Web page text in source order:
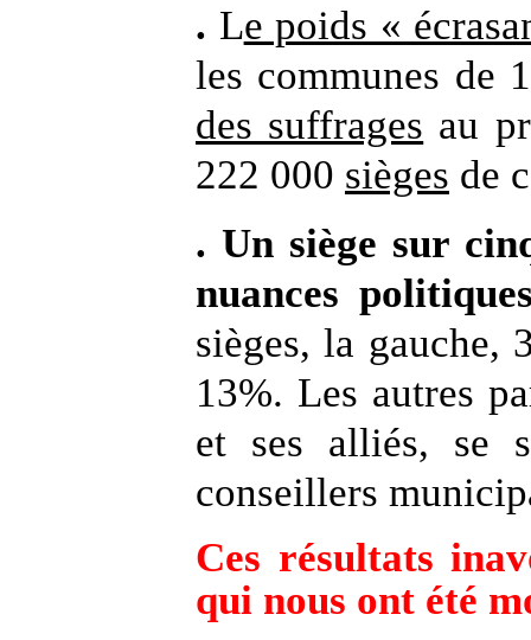
. Le poids «
les communes de
des suffrages au
222 000 sièges de
. Un siège sur
nuances
sièges, la gauche,
13%. Les autres
et ses alliés, se
conseillers
Ces résultats
qui nous ont été